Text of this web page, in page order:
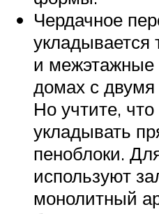
Чердачное
укладывается
и межэтажные
домах с
Но учтите,
укладывать
пеноблоки.
используют
монолитный